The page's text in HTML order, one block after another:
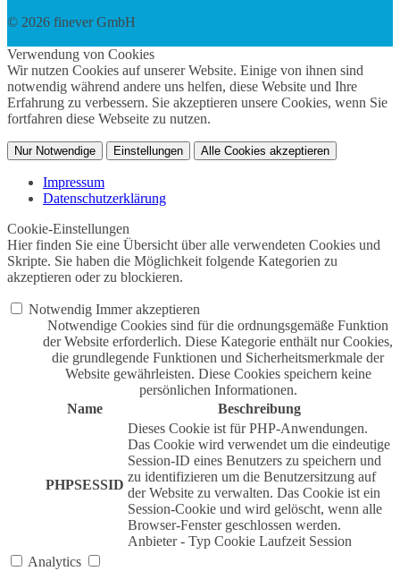
© 2026 finever GmbH
Verwendung von Cookies
Wir nutzen Cookies auf unserer Website. Einige von ihnen sind
notwendig während andere uns helfen, diese Website und Ihre
Erfahrung zu verbessern. Sie akzeptieren unsere Cookies, wenn Sie
fortfahren diese Webseite zu nutzen.
Nur Notwendige Einstellungen Alle Cookies akzeptieren
Impressum
Datenschutzerklärung
Cookie-Einstellungen
Hier finden Sie eine Übersicht über alle verwendeten Cookies und
Skripte. Sie haben die Möglichkeit folgende Kategorien zu
akzeptieren oder zu blockieren.
Notwendig Immer akzeptieren
Notwendige Cookies sind für die ordnungsgemäße Funktion
der Website erforderlich. Diese Kategorie enthält nur Cookies,
die grundlegende Funktionen und Sicherheitsmerkmale der
Website gewährleisten. Diese Cookies speichern keine
persönlichen Informationen.
Name
Beschreibung
PHPSESSID
Dieses Cookie ist für PHP-Anwendungen.
Das Cookie wird verwendet um die eindeutige
Session-ID eines Benutzers zu speichern und
zu identifizieren um die Benutzersitzung auf
der Website zu verwalten. Das Cookie ist ein
Session-Cookie und wird gelöscht, wenn alle
Browser-Fenster geschlossen werden.
Anbieter - Typ Cookie Laufzeit Session
Analytics